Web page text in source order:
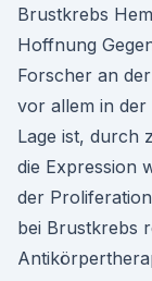
Brustkrebs
Hoffnung
Forscher an
vor allem in der
Lage ist, durch
die Expression
der
bei Brustkrebs